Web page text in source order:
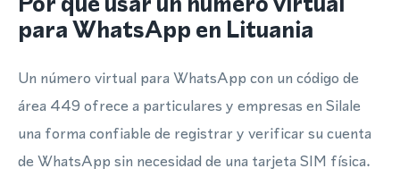
para WhatsApp en Lituania
Un número virtual para WhatsApp con un código de
área 449 ofrece a particulares y empresas en Silale
una forma confiable de registrar y verificar su cuenta
de WhatsApp sin necesidad de una tarjeta SIM física.